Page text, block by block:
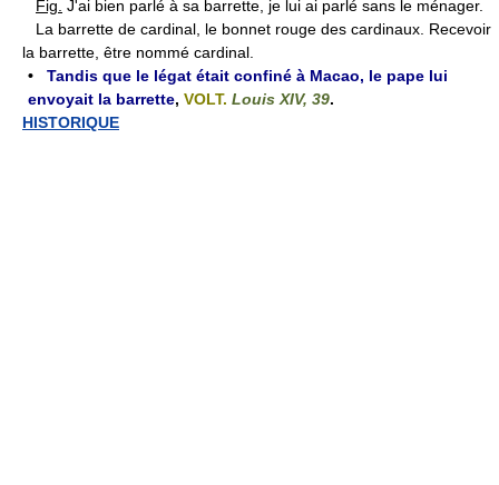
Fig. J'ai bien parlé à sa barrette, je lui ai parlé sans le ménager.
La barrette de cardinal, le bonnet rouge des cardinaux. Recevoir
la barrette, être nommé cardinal.
• Tandis que le légat était confiné à Macao, le pape lui
envoyait la barrette, VOLT. Louis XIV, 39.
HISTORIQUE